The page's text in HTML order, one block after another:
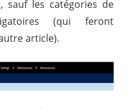
sauf les catégories de
(qui feront
article).